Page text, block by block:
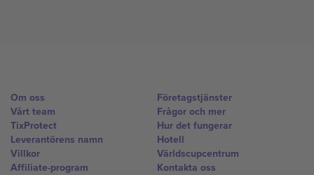
Om oss
Vårt team
TixProtect
Leverantörens namn
Villkor
Affiliate-program
Företagstjänster
Frågor och mer
Hur det fungerar
Hotell
Världscupcentrum
Kontakta oss